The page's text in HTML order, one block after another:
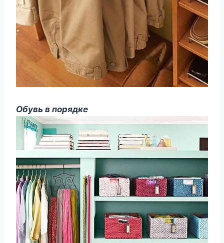
Обувь в порядке